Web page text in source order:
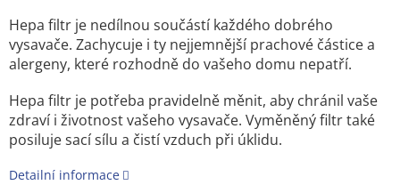
Hepa filtr je nedílnou součástí každého dobrého
vysavače. Zachycuje i ty nejjemnější prachové částice a
alergeny, které rozhodně do vašeho domu nepatří.
Hepa filtr je potřeba pravidelně měnit, aby chránil vaše
zdraví i životnost vašeho vysavače. Vyměněný filtr také
posiluje sací sílu a čistí vzduch při úklidu.
Detailní informace